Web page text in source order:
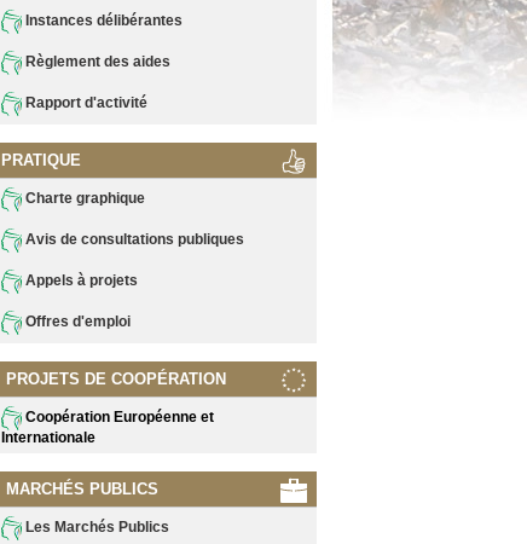
Instances délibérantes
Règlement des aides
Rapport d'activité
PRATIQUE
Charte graphique
Avis de consultations publiques
Appels à projets
Offres d'emploi
PROJETS DE COOPÉRATION
Coopération Européenne et
Internationale
MARCHÉS PUBLICS
Les Marchés Publics